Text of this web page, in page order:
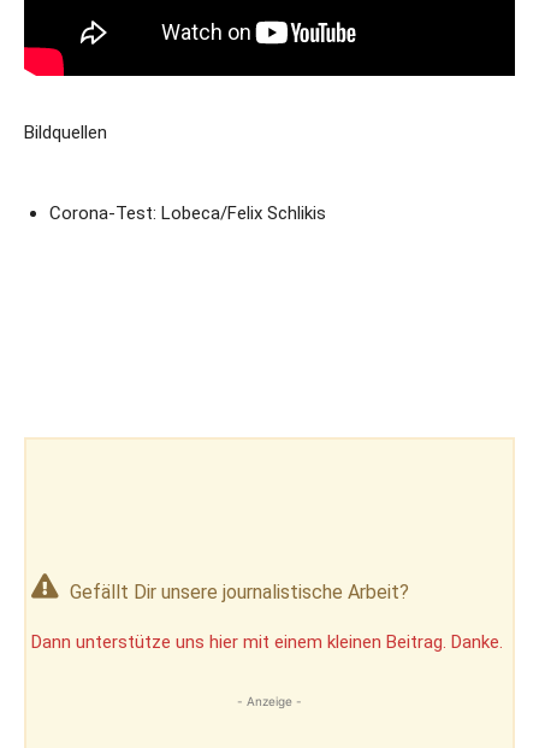
Bildquellen
Corona-Test: Lobeca/Felix Schlikis
Gefällt Dir unsere journalistische Arbeit?
Dann unterstütze uns hier mit einem kleinen Beitrag. Danke.
- Anzeige -